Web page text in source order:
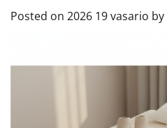
Posted on 2026 19 vasario by